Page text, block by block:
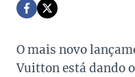
O mais novo
Vuitton está dando